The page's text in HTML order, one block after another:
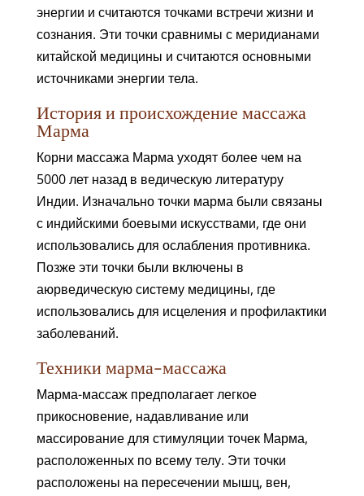
энергии и считаются точками встречи жизни и
сознания. Эти точки сравнимы с меридианами
китайской медицины и считаются основными
источниками энергии тела.
История и происхождение массажа
Марма
Корни массажа Марма уходят более чем на
5000 лет назад в ведическую литературу
Индии. Изначально точки марма были связаны
с индийскими боевыми искусствами, где они
использовались для ослабления противника.
Позже эти точки были включены в
аюрведическую систему медицины, где
использовались для исцеления и профилактики
заболеваний.
Техники марма-массажа
Марма-массаж предполагает легкое
прикосновение, надавливание или
массирование для стимуляции точек Марма,
расположенных по всему телу. Эти точки
расположены на пересечении мышц, вен,